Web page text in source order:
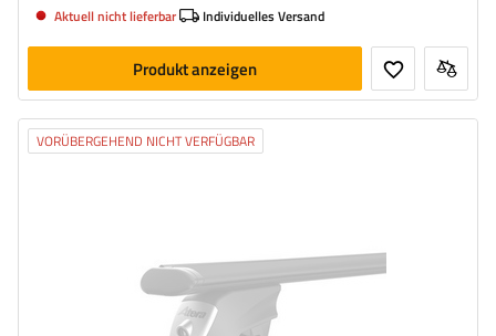
Aktuell nicht lieferbar Individuelles Versand
Produkt anzeigen
VORÜBERGEHEND NICHT VERFÜGBAR